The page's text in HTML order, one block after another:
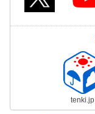
tenki.jp